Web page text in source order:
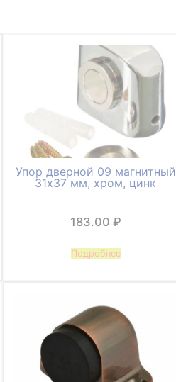
Упор дверной 09 магнитный
31х37 мм, хром, цинк
183.00 ₽
Подробнее